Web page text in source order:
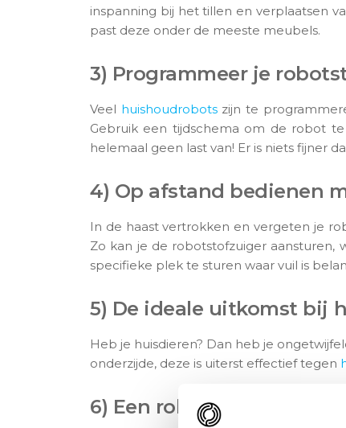
inspanning bij het tillen en verplaatsen
past deze onder de meeste meubels.
3) Programmeer je
Veel huishoudrobotszijn te
Gebruik een tijdschema om de robot
helemaal geen last van! Er is niets fijner
4) Op afstand bedienen
In de haast vertrokken en vergeten je
Zo kan je de robotstofzuiger aansturen,
specifieke plek te sturen waar vuil is
5) De ideale uitkomst bij
Heb je huisdieren? Dan heb je
onderzijde, deze is uiterst effectief tegen
6) Een robotstofzuiger is